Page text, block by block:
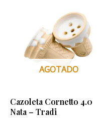
AGOTADO
Cazoleta Cornetto 4.0
Nata – Tradi